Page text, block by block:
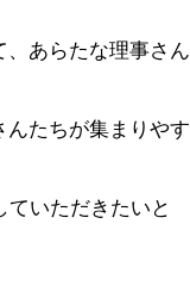
あらたな理事さん
たちが集まりやす
いただきたいと